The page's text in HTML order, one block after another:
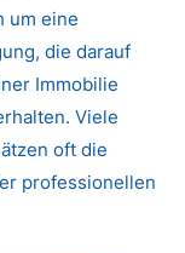
um eine
die darauf
Immobilie
Viele
oft die
professionellen